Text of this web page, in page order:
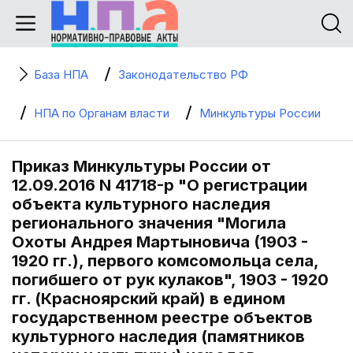
База НПА Законодательство РФ
НПА по Органам власти Минкультуры России
Приказ Минкультуры России от
12.09.2016 N 41718-р "О регистрации
объекта культурного наследия
регионального значения "Могила
Охоты Андрея Мартыновича (1903 -
1920 гг.), первого комсомольца села,
погибшего от рук кулаков", 1903 - 1920
гг. (Красноярский край) в едином
государственном реестре объектов
культурного наследия (памятников